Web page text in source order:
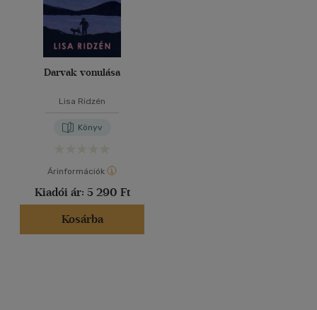
Darvak vonulása
Lisa Ridzén
Könyv
Árinformációk
Kiadói ár: 5 290 Ft
Kosárba